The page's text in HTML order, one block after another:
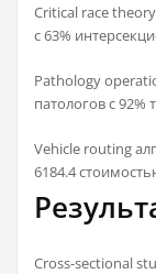
Critical race
с 63%
Pathology
патологов с 92%
Vehicle routing
6184.4
Cross-sectional